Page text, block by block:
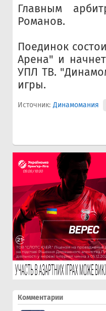
Главным
Романов.
Поединок
Арена" и
УПЛ ТВ.
игры.
Источник: Динамомания
Комментарии